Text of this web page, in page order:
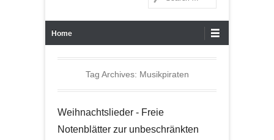
Home
Tag Archives: Musikpiraten
Weihnachtslieder - Freie
Notenblätter zur unbeschränkten